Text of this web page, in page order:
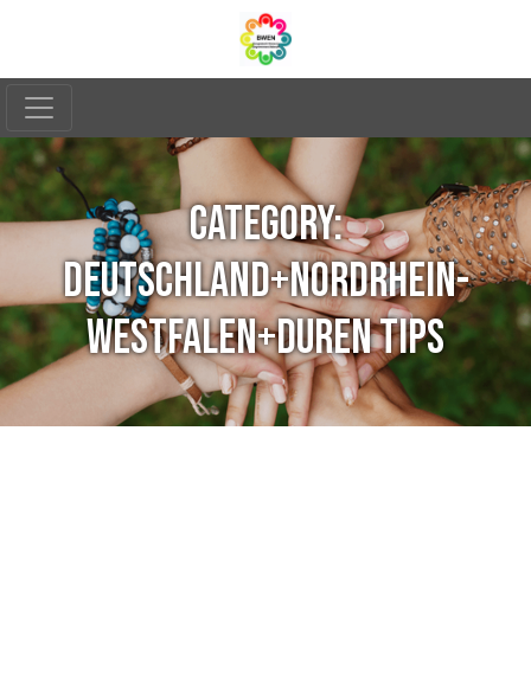
CATEGORY:
DEUTSCHLAND+NORDRHEIN-
WESTFALEN+DUREN TIPS